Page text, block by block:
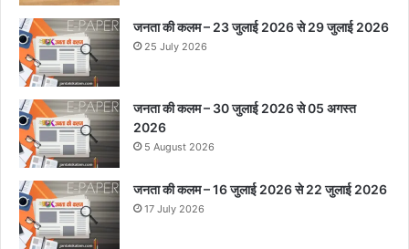
जनता की कलम – 23 जुलाई 2026 से 29 जुलाई 2026
25 July 2026
जनता की कलम – 30 जुलाई 2026 से 05 अगस्त
2026
5 August 2026
जनता की कलम – 16 जुलाई 2026 से 22 जुलाई 2026
17 July 2026